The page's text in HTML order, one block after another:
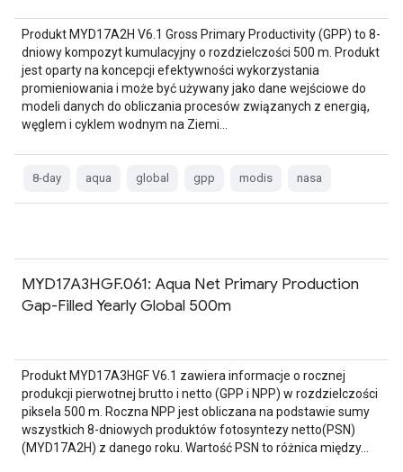
Produkt MYD17A2H V6.1 Gross Primary Productivity (GPP) to 8-
dniowy kompozyt kumulacyjny o rozdzielczości 500 m. Produkt
jest oparty na koncepcji efektywności wykorzystania
promieniowania i może być używany jako dane wejściowe do
modeli danych do obliczania procesów związanych z energią,
węglem i cyklem wodnym na Ziemi…
8-day aqua global gpp modis nasa
MYD17A3HGF.061: Aqua Net Primary Production
Gap-Filled Yearly Global 500m
Produkt MYD17A3HGF V6.1 zawiera informacje o rocznej
produkcji pierwotnej brutto i netto (GPP i NPP) w rozdzielczości
piksela 500 m. Roczna NPP jest obliczana na podstawie sumy
wszystkich 8-dniowych produktów fotosyntezy netto(PSN)
(MYD17A2H) z danego roku. Wartość PSN to różnica między…